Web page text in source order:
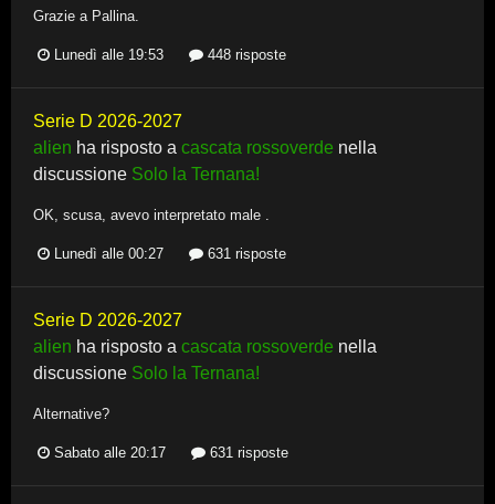
Grazie a Pallina.
Lunedì alle 19:53 448 risposte
Serie D 2026-2027
alien ha risposto a cascata rossoverde nella
discussione Solo la Ternana!
OK, scusa, avevo interpretato male .
Lunedì alle 00:27 631 risposte
Serie D 2026-2027
alien ha risposto a cascata rossoverde nella
discussione Solo la Ternana!
Alternative?
Sabato alle 20:17 631 risposte